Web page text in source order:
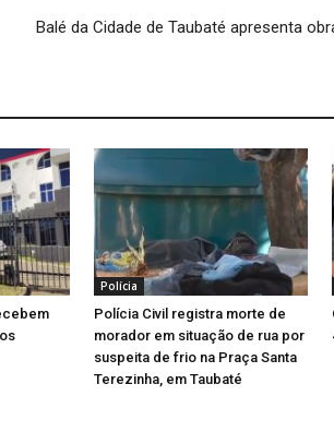
Balé da Cidade de Taubaté apresenta
Polícia
Polícia Civil registra morte de
morador em situação de rua por
suspeita de frio na Praça Santa
Terezinha, em Taubaté